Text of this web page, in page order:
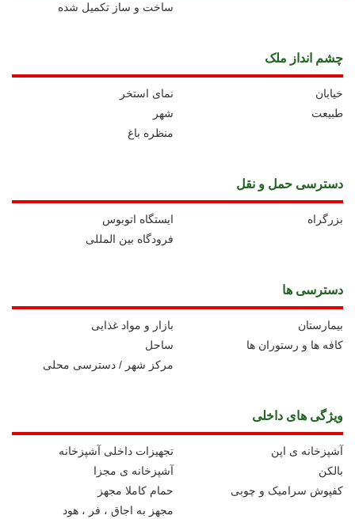
ساخت و ساز تکمیل شده
چشم انداز ملک
نمای استخر
خیابان
شهر
طبیعت
منظره باغ
دسترسی حمل و نقل
ايستگاه اتوبوس
بزرگراه
فرودگاه بین المللی
دسترسی ها
بازار و مواد غذایی
بیمارستان
ساحل
کافه ها و رستوران ها
مرکز شهر / دسترسی محلی
ویژگی های داخلی
تجهیزات داخلی آشپزخانه
آشپزخانه ی اپن
آشپزخانه ی مجزا
بالکن
حمام کاملا مجهز
کفپوش سرامیک و چوبی
مجهز به اجاق ، فر ، هود